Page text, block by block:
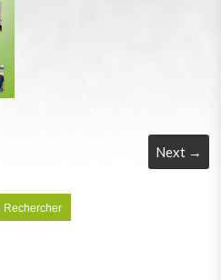
Next →
Rechercher